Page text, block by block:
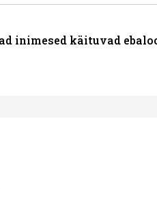
inimesed käituvad